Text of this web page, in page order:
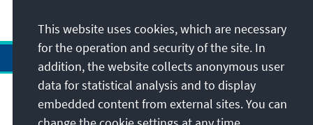
Address
This website uses cookies, which are necessary
for the operation and security of the site. In
addition, the website collects anonymous user
data for statistical analysis and to display
embedded content from external sites. You can